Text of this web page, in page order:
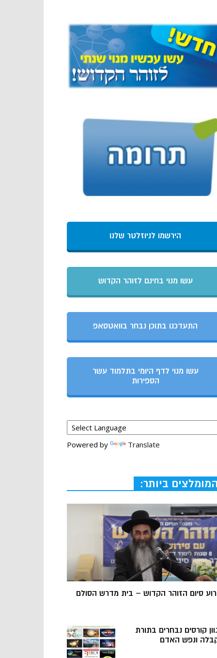
הירשמו לניוזלטר שלנו
עשו מנוי בחינם לזוהר הקדוש
התעדכנו בתוכן נבחר בוואטסאפ
עשו מנוי לדף היומי בתלמוד עשר
הספירות
Powered by Translate
המומלצים ביותר:
סיום הזוהר הקדוש – בית מדרש הסולם
קורסים נבחרים בתורת
ונפש האדם